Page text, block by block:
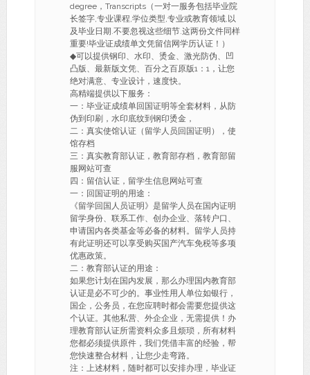
degree，Transcripts（一对一服务包括毕业院
长签字,专业课程,学位类型,专业或教育领域,以
及毕业日期.不要忽视这些细节.这两份文件同样
重要!毕业证成绩单文凭留信网学历认证！）
◆可以提供钢印、水印、烫金、激光防伪、凹
凸版、最新版文凭、百分之百原版1：1，让您
绝对满意、专业设计，速度快。
高精端提供以下服务：
一：毕业证成绩单回国证明等全套材料，从防
伪到印刷，水印底纹到钢印烫金，
二：真实使馆认证（留学人员回国证明），使
馆存档
三：真实教育部认证，教育部存档，教育部留
服网站可查
四：留信认证，留学生信息网站可查
一：回国证明的用途：
《留学回国人员证明》是留学人员在国内证明
留学身份、联系工作、创办企业、落转户口、
申请国内各类基金等必备的材料。留学人员持
有此证明还可以享受购买国产汽车免税等多项
优惠政策。
二：教育部认证的用途：
如果您计划在国内发展，那么办理国内教育部
认证是必不可少的。事业性用人单位如银行，
国企，公务员，在您应聘时都会需要您提供这
个认证。其他私营、外企企业，无需提供！办
理教育部认证所需资料众多且烦琐，所有材料
您都必须提供原件，我们凭借丰富的经验，帮
您快速整合材料，让您少走弯路。
注：上述材料，随时都可以安排办理，毕业证